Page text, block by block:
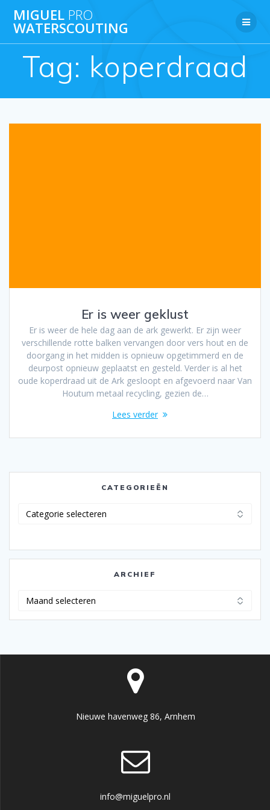
inhoud
MIGUEL PRO
WATERSCOUTING
Tag: koperdraad
Er is weer geklust
Er is weer de hele dag aan de ark gewerkt. Er zijn weer
verschillende rotte balken vervangen door vers hout en de
doorgang in het midden is opnieuw opgetimmerd en de
deurpost opnieuw geplaatst en gesteld. Verder is al het
oude koperdraad uit de Ark gesloopt en afgevoerd naar Van
Houtum metaal recycling, gezien de…
Lees verder
CATEGORIEËN
ARCHIEF
Nieuwe havenweg 86, Arnhem
info@miguelpro.nl